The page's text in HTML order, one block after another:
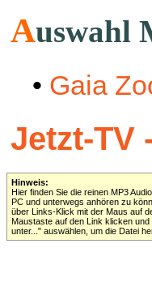
Auswahl
• Gaia
Jetzt-TV
Hinweis:
Hier finden Sie die reinen MP3
PC und unterwegs anhören zu
über Links-Klick mit der Maus auf
Maustaste auf den Link klicken
unter..." auswählen, um die Datei